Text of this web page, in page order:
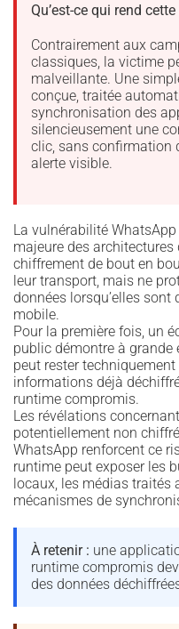
Qu’est-ce qui rend
Contrairement aux
classiques, la victime
malveillante. Une
conçue, traitée
synchronisation des
silencieusement une
clic, sans confirmation
alerte visible.
La vulnérabilité
majeure des architectures
chiffrement de bout en
leur transport, mais ne
données lorsqu’elles
mobile.
Pour la première fois, un
public démontre à grande
peut rester
informations déjà
runtime compromis.
Les révélations
potentiellement non
WhatsApp renforcent ce
runtime peut exposer les
locaux, les médias
mécanismes de
À retenir : une
runtime compromis
des données